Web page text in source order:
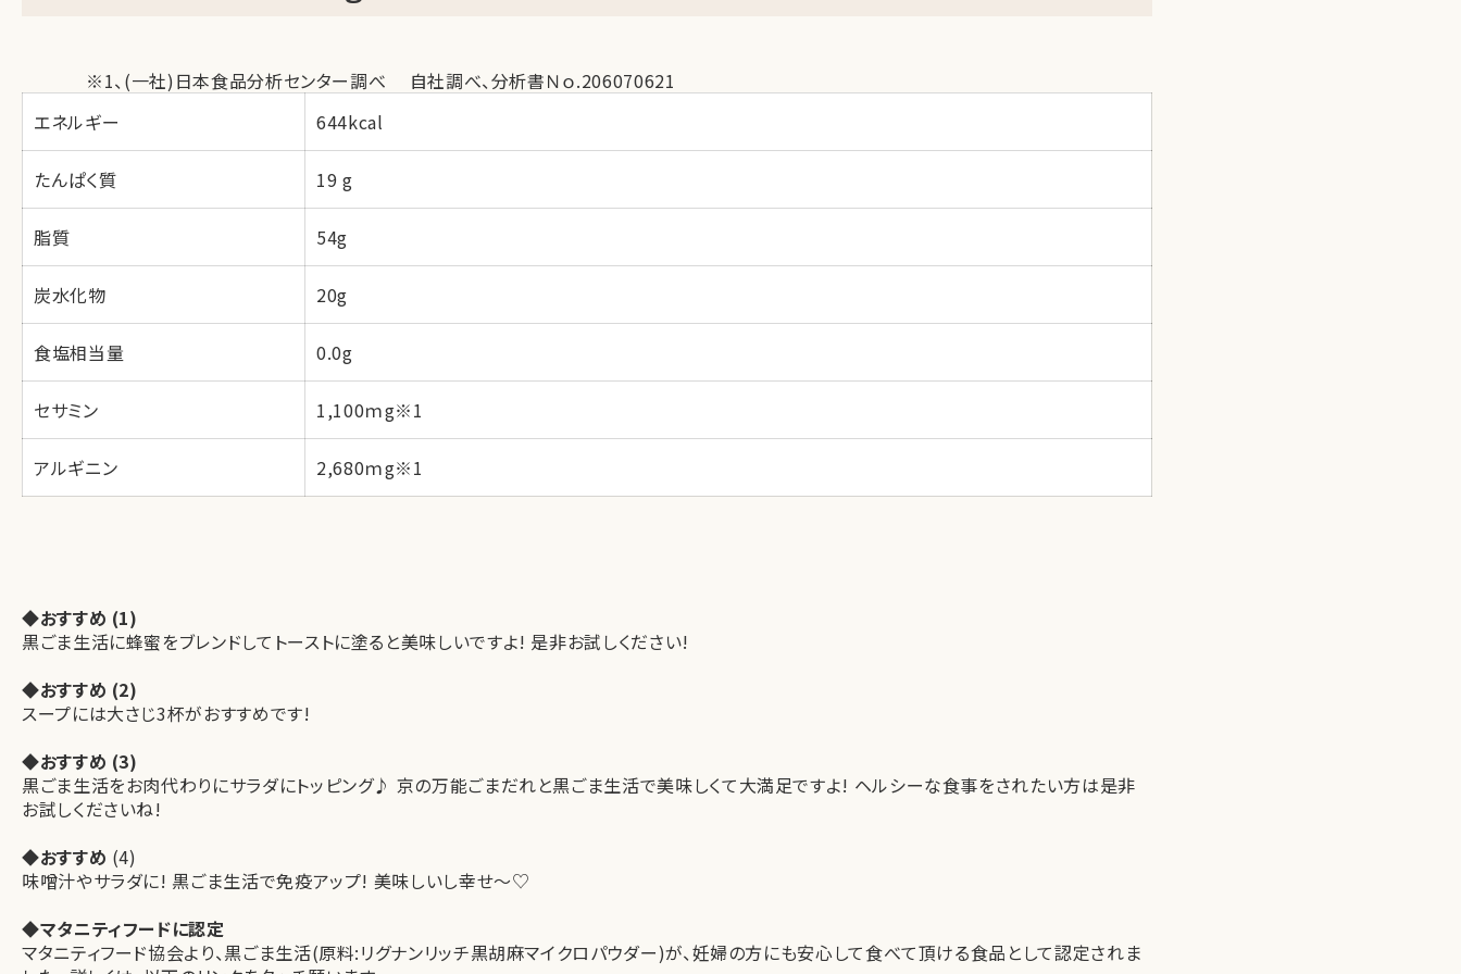
※1、(一社)日本食品分析センター調べ 自社調べ、分析書Ｎｏ.206070621
エネルギー
644kcal
たんぱく質 19 g
脂質 54g
炭水化物 20g
食塩相当量 0.0g
セサミン 1,100ｍg※1
アルギニン 2,680ｍg※1
◆おすすめ (1)
黒ごま生活に蜂蜜をブレンドしてトーストに塗ると美味しいですよ! 是非お試しください!
◆おすすめ (2)
スープには大さじ3杯がおすすめです!
◆おすすめ (3)
黒ごま生活をお肉代わりにサラダにトッピング♪ 京の万能ごまだれと黒ごま生活で美味しくて大満足ですよ! ヘルシーな食事をされたい方は是非
お試しくださいね!
◆おすすめ (4)
味噌汁やサラダに! 黒ごま生活で免疫アップ! 美味しいし幸せ～♡
◆マタニティフードに認定
マタニティフード協会より、黒ごま生活(原料:リグナンリッチ黒胡麻マイクロパウダー)が、妊婦の方にも安心して食べて頂ける食品として認定されま